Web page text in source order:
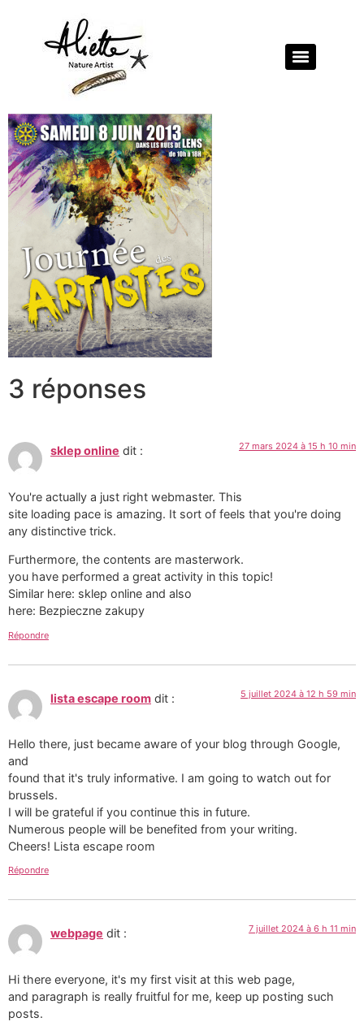
3 réponses
sklep online dit : 27 mars 2024 à 15 h 10 min
You're actually a just right webmaster. This
site loading pace is amazing. It sort of feels that you're doing
any distinctive trick.
Furthermore, the contents are masterwork.
you have performed a great activity in this topic!
Similar here: sklep online and also
here: Bezpieczne zakupy
Répondre
lista escape room dit : 5 juillet 2024 à 12 h 59 min
Hello there, just became aware of your blog through Google,
and
found that it's truly informative. I am going to watch out for
brussels.
I will be grateful if you continue this in future.
Numerous people will be benefited from your writing.
Cheers! Lista escape room
Répondre
webpage dit : 7 juillet 2024 à 6 h 11 min
Hi there everyone, it's my first visit at this web page,
and paragraph is really fruitful for me, keep up posting such
posts.